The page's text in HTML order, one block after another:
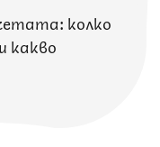
колко
какво